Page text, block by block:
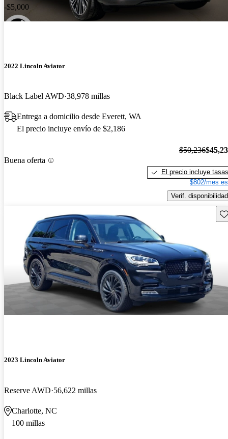
-$5,000
2022 Lincoln Aviator
Black Label AWD 38,978 millas
Entrega a domicilio desde Everett, WA
El precio incluye envío de $2,186
Buena oferta
$50,236
El precio incluye tasas
$802/mes
Verif. disponibilidad
2023 Lincoln Aviator
Reserve AWD 56,622 millas
Charlotte, NC
100 millas